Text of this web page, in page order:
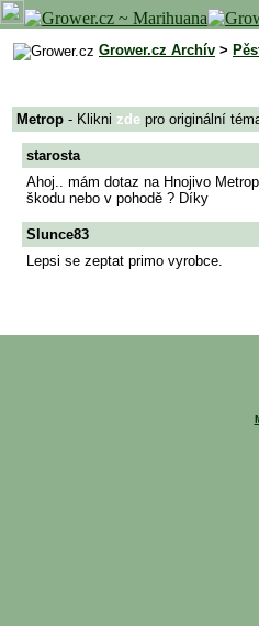
Grower.cz Archív >
Metrop - Klikni zde pro originální
starosta
Ahoj.. mám dotaz na Hnojivo
škodu nebo v pohodě ? Díky
Slunce83
Lepsi se zeptat primo vyrobce.